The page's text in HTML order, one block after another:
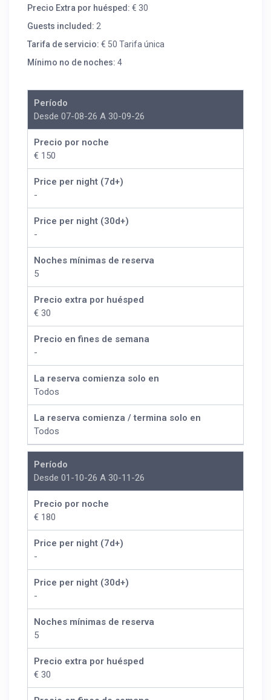
Precio Extra por huésped: € 30
Guests included: 2
Tarifa de servicio: € 50 Tarifa única
Mínimo no de noches: 4
Período
Desde 07-08-26 A 30-09-26
Precio por noche
€ 150
Price per night (7d+)
-
Price per night (30d+)
-
Noches mínimas de reserva
5
Precio extra por huésped
€ 30
Precio en fines de semana
-
La reserva comienza solo en
Todos
La reserva comienza / termina solo en
Todos
Período
Desde 01-10-26 A 30-11-26
Precio por noche
€ 180
Price per night (7d+)
-
Price per night (30d+)
-
Noches mínimas de reserva
5
Precio extra por huésped
€ 30